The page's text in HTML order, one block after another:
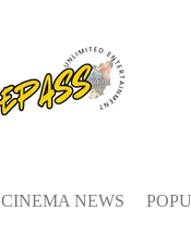
CINEMA NEWS